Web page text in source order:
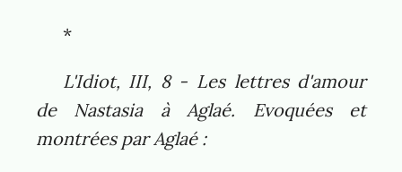
*
L'Idiot, III, 8 - Les lettres d'amour
de Nastasia à Aglaé. Evoquées et
montrées par Aglaé :